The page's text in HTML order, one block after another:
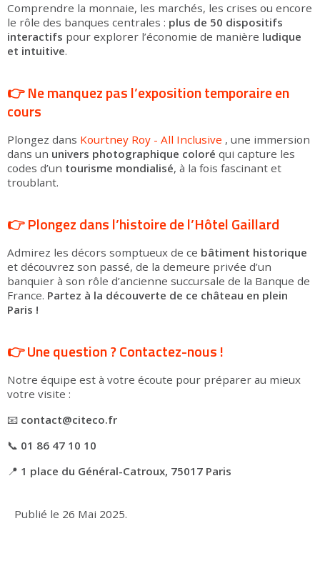
Comprendre la monnaie, les marchés, les crises ou encore
le rôle des banques centrales : plus de 50 dispositifs
interactifs pour explorer l’économie de manière ludique
et intuitive.
👉 Ne manquez pas l’exposition temporaire en
cours
Plongez dans Kourtney Roy - All Inclusive , une immersion
dans un univers photographique coloré qui capture les
codes d’un tourisme mondialisé, à la fois fascinant et
troublant.
👉 Plongez dans l’histoire de l’Hôtel Gaillard
Admirez les décors somptueux de ce bâtiment historique
et découvrez son passé, de la demeure privée d’un
banquier à son rôle d’ancienne succursale de la Banque de
France. Partez à la découverte de ce château en plein
Paris !
👉 Une question ? Contactez-nous !
Notre équipe est à votre écoute pour préparer au mieux
votre visite :
📧 contact@citeco.fr
📞 01 86 47 10 10
📍 1 place du Général-Catroux, 75017 Paris
Publié le 26 Mai 2025.